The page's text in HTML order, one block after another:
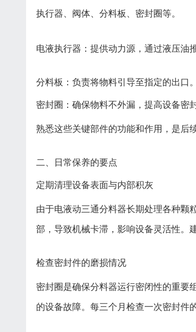
执行器、阀体、分料板、密封圈等。
电液执行器：提供动力源，通过液压油
分料板：负责将物料引导至指定的出口。
密封圈：确保物料不外漏，提高设备密
熟悉这些关键部件的功能和作用，是后
二、日常保养的要点
定期清理设备表面与内部积灰
由于电液动三通分料器长期处理各种颗
部，导致机械卡滞，影响设备灵活性。
检查密封件的磨损情况
密封圈是确保分料器运行密闭性的重要
的设备故障。每三个月检查一次密封件